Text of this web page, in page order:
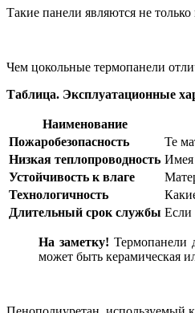
Такие панели являются не
Чем цокольные термопанели
Таблица. Эксплуатационные
Наименование
Пожаробезопасность
Те
Низкая теплопроводность Имея
Устойчивость к влаге
Технологичность
Длительный срок службы Если
На заметку! Термопанели
может быть керамическая